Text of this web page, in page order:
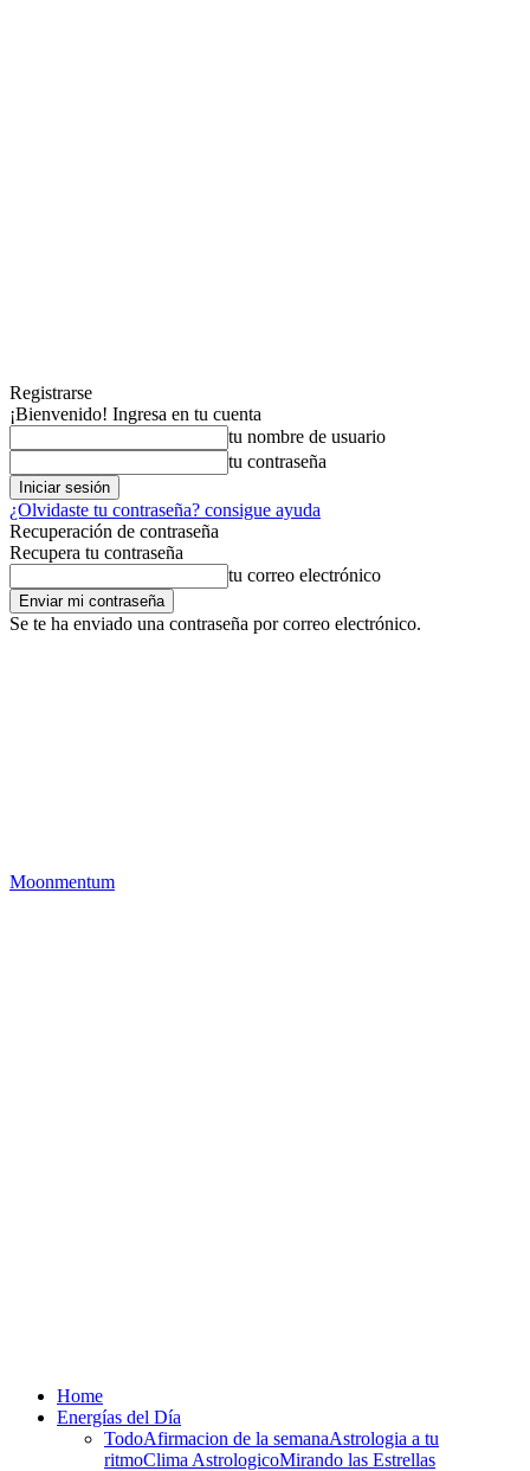
Registrarse
¡Bienvenido! Ingresa en tu cuenta
tu nombre de usuario
tu contraseña
¿Olvidaste tu contraseña? consigue ayuda
Recuperación de contraseña
Recupera tu contraseña
tu correo electrónico
Se te ha enviado una contraseña por correo electrónico.
Moonmentum
Home
Energías del Día
TodoAfirmacion de la semanaAstrologia a tu
ritmoClima AstrologicoMirando las Estrellas